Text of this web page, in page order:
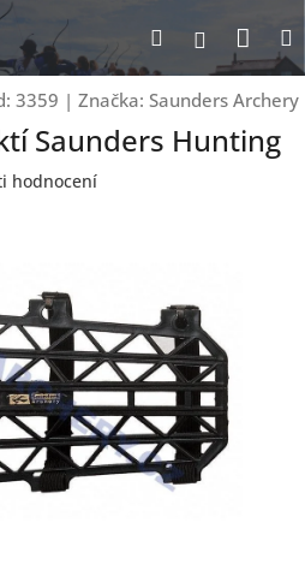
Hledat
3359 | Značka: Saunders Archery
Saunders Hunting
hodnocení